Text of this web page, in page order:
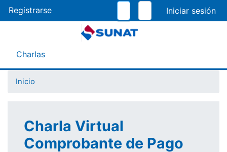
al
contenido
Registrarse
Menú Asistente
Charlas
Inicio
Charla Virtual
Comprobante de Pago